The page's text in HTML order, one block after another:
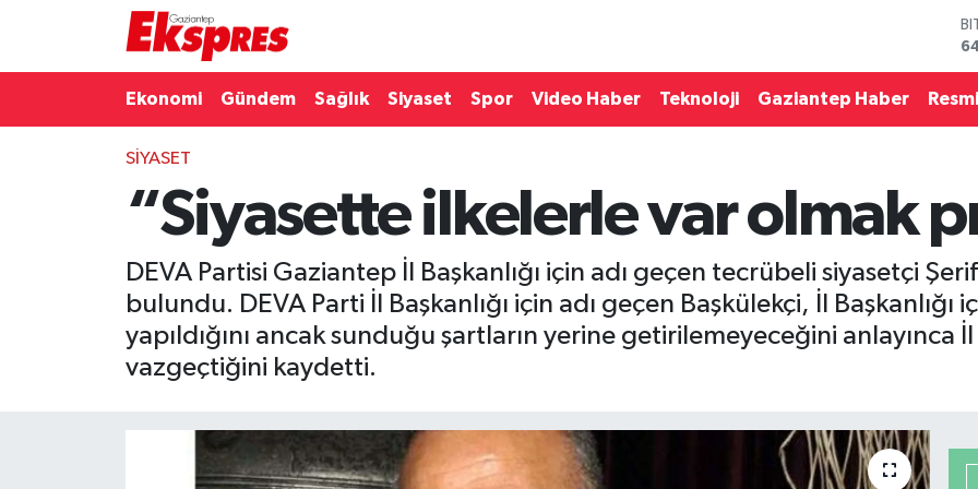
Ekonomi Gündem Sağlık Siyaset Spor Video Haber Teknoloji Gaziantep Haber
SIYASET
“Siyasette ilkelerle var olmak
DEVA Partisi Gaziantep İl Başkanlığı için adı geçen tecrübeli siyasetçi
bulundu. DEVA Parti İl Başkanlığı için adı geçen Başkülekçi, İl Başkanlığı
yapıldığını ancak sunduğu şartların yerine getirilemeyeceğini anlayınca İl
vazgeçtiğini kaydetti.
Gaziantep son dakika
Gündem
Haberler
Puan Durumu ve Fikstür
Son Dakika Haberleri
Haber Arşivi